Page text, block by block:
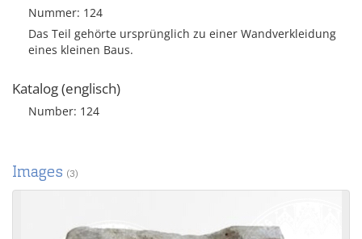
Nummer: 124
Das Teil gehörte ursprünglich zu einer Wandverkleidung
eines kleinen Baus.
Katalog (englisch)
Number: 124
Images (3)